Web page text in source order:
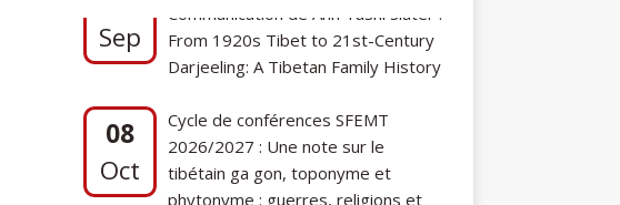
08
Cycle de conférences SFEMT
2026/2027 : Une note sur le
phytonyme : guerres, religions et
cucurbitacées sur les routes de la
soie